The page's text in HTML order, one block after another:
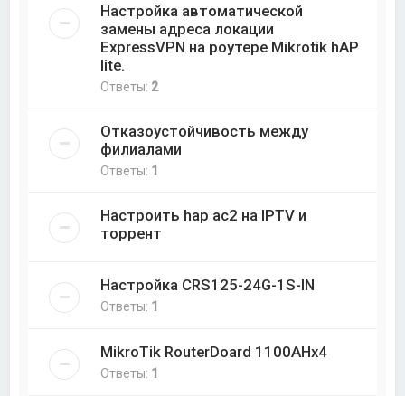
Настройка автоматической
замены адреса локации
ExpressVPN на роутере Mikrotik hAP
lite.
Ответы: 2
Отказоустойчивость между
филиалами
Ответы: 1
Настроить hap ac2 на IPTV и
торрент
Настройка CRS125-24G-1S-IN
Ответы: 1
MikroTik RouterDoard 1100AHx4
Ответы: 1